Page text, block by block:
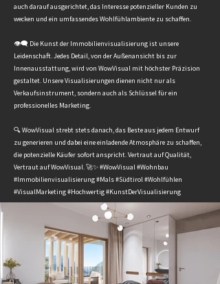
auch darauf ausgerichtet, das Interesse potenzieller Kunden zu
wecken und ein umfassendes Wohlfühlambiente zu schaffen.
👁‍🗨 Die Kunst der Immobilienvisualisierung ist unsere
Leidenschaft. Jedes Detail, von der Außenansicht bis zur
Innenausstattung, wird von WowVisual mit höchster Präzision
gestaltet. Unsere Visualisierungen dienen nicht nur als
Verkaufsinstrument, sondern auch als Schlüssel für ein
professionelles Marketing.
🔍 WowVisual strebt stets danach, das Beste aus jedem Entwurf
zu generieren und dabei eine einladende Atmosphäre zu schaffen,
die potenzielle Käufer sofort anspricht. Vertraut auf Qualität,
Vertraut auf WowVisual. 🚀✨ #WowVisual #Wohnbau
#Immobilienvisualisierung #Mals #Südtirol #Wohlfühlen
#VisualMarketing #Hochwertig #KunstDerVisualisierung